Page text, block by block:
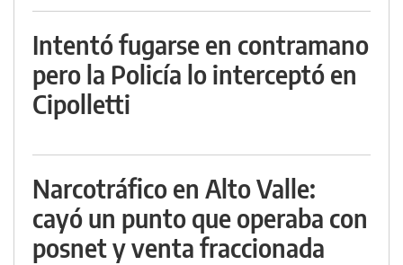
Intentó fugarse en contramano
pero la Policía lo interceptó en
Cipolletti
Narcotráfico en Alto Valle:
cayó un punto que operaba con
posnet y venta fraccionada